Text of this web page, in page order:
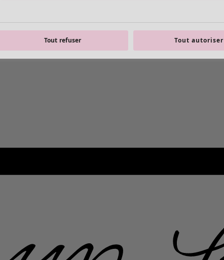
Tout refuser Tout autoriser